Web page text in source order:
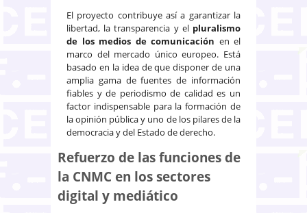
El proyecto contribuye así a garantizar la
libertad, la transparencia y el pluralismo
de los medios de comunicación en el
marco del mercado único europeo. Está
basado en la idea de que disponer de una
amplia gama de fuentes de información
fiables y de periodismo de calidad es un
factor indispensable para la formación de
la opinión pública y uno de los pilares de la
democracia y del Estado de derecho.
Refuerzo de las funciones de
la CNMC en los sectores
digital y mediático